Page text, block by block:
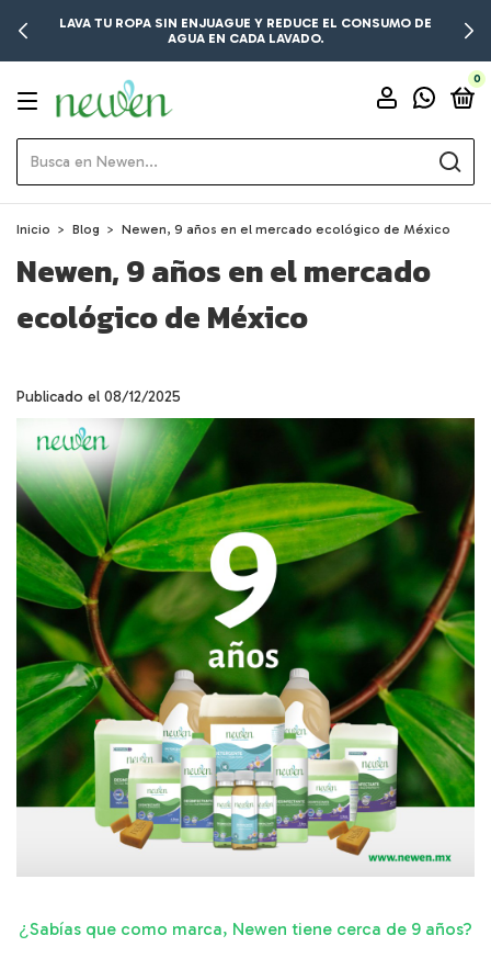
LAVA TU ROPA SIN ENJUAGUE Y REDUCE EL CONSUMO DE
AGUA EN CADA LAVADO.
0
Inicio > Blog > Newen, 9 años en el mercado ecológico de México
Newen, 9 años en el mercado
ecológico de México
Publicado el 08/12/2025
¿ Sabías que como marca, Newen tiene cerca de 9 años?